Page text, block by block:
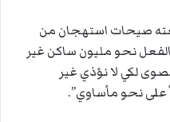
صيحات استهجان من
نحو مليون ساكن غير
لكي لا نؤذي غير
نحو مأساوي”.